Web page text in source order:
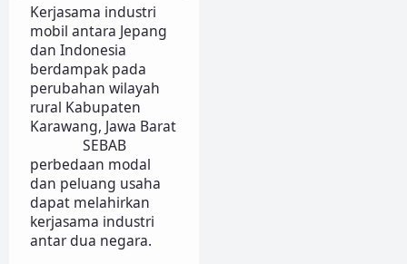
Kerjasama industri
mobil antara Jepang
dan Indonesia
berdampak pada
perubahan wilayah
rural Kabupaten
Karawang, Jawa Barat
SEBAB
perbedaan modal
dan peluang usaha
dapat melahirkan
kerjasama industri
antar dua negara.